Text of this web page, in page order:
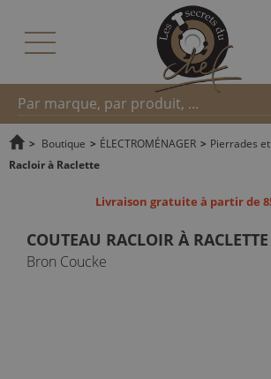
Recherche
> Boutique > ÉLECTROMÉNAGER > Pierrades
Racloir à Raclette
Livraison gratuite à partir de
COUTEAU RACLOIR À RACLETTE
Bron Coucke